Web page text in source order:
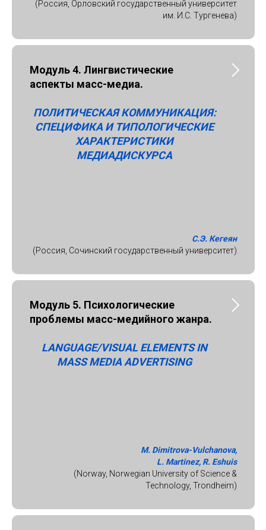
(Россия, Орловский государственный университет
им. И.С. Тургенева)
Модуль 4. Лингвистические
аспекты масс-медиа.
ПОЛИТИЧЕСКАЯ КОММУНИКАЦИЯ:
СПЕЦИФИКА И ТИПОЛОГИЧЕСКИЕ
ХАРАКТЕРИСТИКИ
МЕДИАДИСКУРСА
С.Э. Кегеян
(Россия, Сочинский государственный университет)
Модуль 5. Психологические
проблемы масс-медийного жанра.
LANGUAGE/VISUAL ELEMENTS IN
MASS MEDIA ADVERTISING
M. Dimitrova-Vulchanova,
L. Martinez, R. Eshuis
(Norway, Norwegian University of Science &
Technology, Trondheim)